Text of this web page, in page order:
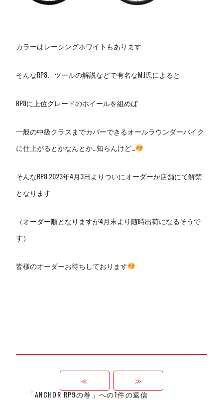
カラーはレーシングホワイトもあります
そんなRP8、ツールの解説などで有名なM.I氏によると
RP8に上位グレードのホイールを組めば
一般の中級クラスまでカバーできるオールラウンダーバイク
に仕上がるとかなんとか…知らんけど…
そんなRP8 2023年4月3日よりついにオーダーが店舗にて解禁
となります
（オーダー順となりますが4月末より随時出荷になるそうで
す）
皆様のオーダーお待ちしております
≪
≫
「ANCHOR RP9の巻」への1件の返信